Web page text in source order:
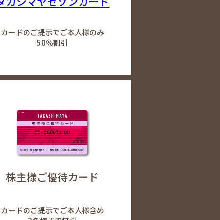
カードのご提示でご本人様のみ
50％割引
株主様ご優待カード
カードのご提示でご本人様含め